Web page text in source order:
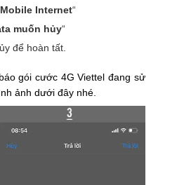
Internet“
muốn hủy“
để hoàn tất.
gói cước 4G Viettel đang sử
ảnh dưới đây nhé.